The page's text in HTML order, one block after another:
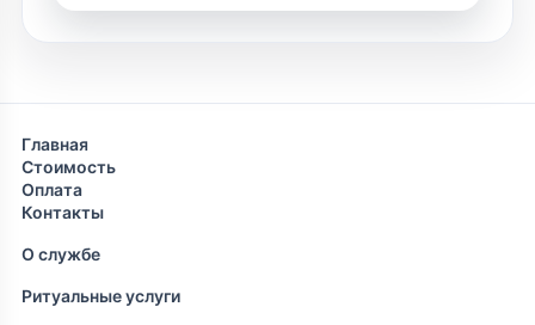
Главная
Стоимость
Оплата
Контакты
О службе
Ритуальные услуги